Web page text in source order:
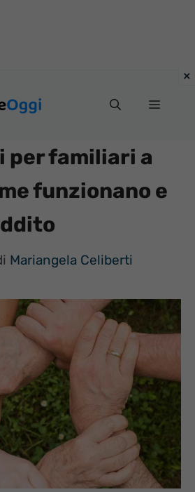
Menu
per familiari a
funzionano e
Mariangela Celiberti